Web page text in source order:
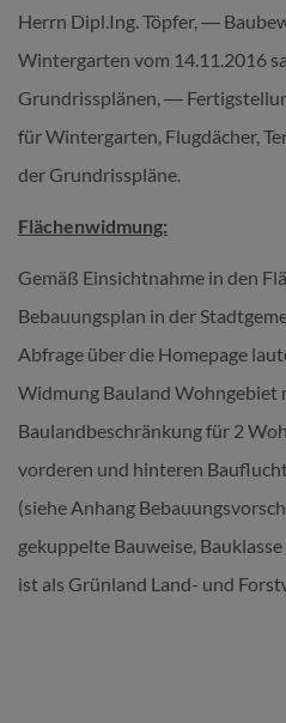
Herrn Dipl.Ing. Töpfer, ―
Wintergarten vom 14.11.2016
Grundrissplänen, ―
für Wintergarten, Flugdächer,
der Grundrisspläne.
Flächenwidmung:
Gemäß Einsichtnahme in den
Bebauungsplan in der
Abfrage über die Homepage
Widmung Bauland Wohngebiet
Baulandbeschränkung für 2
vorderen und hinteren
(siehe Anhang
gekuppelte Bauweise,
ist als Grünland Land- und